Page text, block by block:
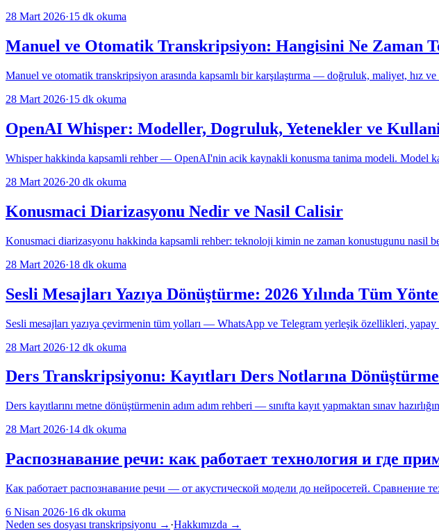
28 Mart 2026·15 dk okuma
Manuel ve Otomatik Transkripsiyon: Hangisini Ne Zaman
Manuel ve otomatik transkripsiyon arasında kapsamlı bir karşılaştırma — doğruluk, maliyet, hız
28 Mart 2026·15 dk okuma
OpenAI Whisper: Modeller, Dogruluk, Yetenekler ve
Whisper hakkinda kapsamli rehber — OpenAI'nin acik kaynakli konusma tanima modeli. Model
28 Mart 2026·20 dk okuma
Konusmaci Diarizasyonu Nedir ve Nasil Calisir
Konusmaci diarizasyonu hakkinda kapsamli rehber: teknoloji kimin ne zaman konustugunu
28 Mart 2026·18 dk okuma
Sesli Mesajları Yazıya Dönüştürme: 2026 Yılında Tüm
Sesli mesajları yazıya çevirmenin tüm yolları — WhatsApp ve Telegram yerleşik özellikleri, yapay
28 Mart 2026·12 dk okuma
Ders Transkripsiyonu: Kayıtları Ders Notlarına
Ders kayıtlarını metne dönüştürmenin adım adım rehberi — sınıfta kayıt yapmaktan sınav
28 Mart 2026·14 dk okuma
Распознавание речи: как работает технология и где
Как работает распознавание речи — от акустической модели до нейросетей. Сравнение
6 Nisan 2026·16 dk okuma
Neden ses dosyası transkripsiyonu → ·Hakkımızda →